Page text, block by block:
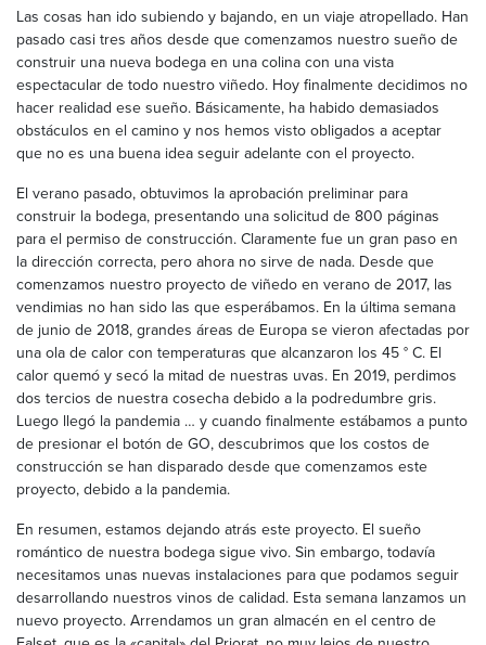
Las cosas han ido subiendo y bajando, en un viaje atropellado. Han
pasado casi tres años desde que comenzamos nuestro sueño de
construir una nueva bodega en una colina con una vista
espectacular de todo nuestro viñedo. Hoy finalmente decidimos no
hacer realidad ese sueño. Básicamente, ha habido demasiados
obstáculos en el camino y nos hemos visto obligados a aceptar
que no es una buena idea seguir adelante con el proyecto.
El verano pasado, obtuvimos la aprobación preliminar para
construir la bodega, presentando una solicitud de 800 páginas
para el permiso de construcción. Claramente fue un gran paso en
la dirección correcta, pero ahora no sirve de nada. Desde que
comenzamos nuestro proyecto de viñedo en verano de 2017, las
vendimias no han sido las que esperábamos. En la última semana
de junio de 2018, grandes áreas de Europa se vieron afectadas por
una ola de calor con temperaturas que alcanzaron los 45 ° C. El
calor quemó y secó la mitad de nuestras uvas. En 2019, perdimos
dos tercios de nuestra cosecha debido a la podredumbre gris.
Luego llegó la pandemia … y cuando finalmente estábamos a punto
de presionar el botón de GO, descubrimos que los costos de
construcción se han disparado desde que comenzamos este
proyecto, debido a la pandemia.
En resumen, estamos dejando atrás este proyecto. El sueño
romántico de nuestra bodega sigue vivo. Sin embargo, todavía
necesitamos unas nuevas instalaciones para que podamos seguir
desarrollando nuestros vinos de calidad. Esta semana lanzamos un
nuevo proyecto. Arrendamos un gran almacén en el centro de